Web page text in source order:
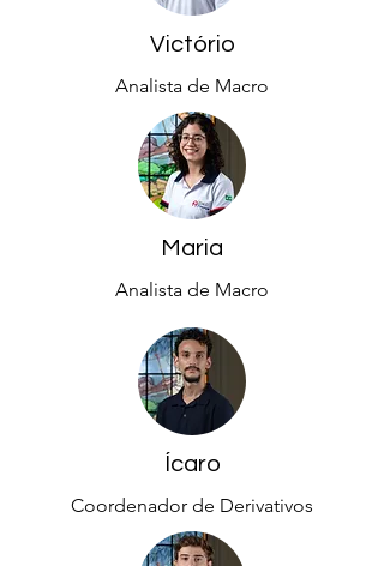
Victório
Analista de Macro
Maria
Analista de Macro
Ícaro
Coordenador de Derivativos